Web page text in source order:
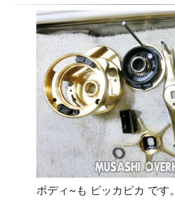
ボディ~も ピッカピカ です。